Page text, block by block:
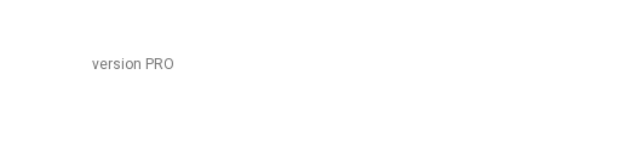
version PRO